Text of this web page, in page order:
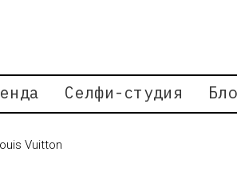
Селфи-студия
Vuitton